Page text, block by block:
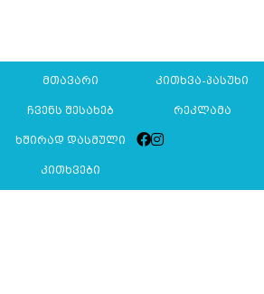
მთავარი კითხვა-პასუხი
ჩვენს შესახებ რეკლამა
ხშირად დასმული
კითხვები